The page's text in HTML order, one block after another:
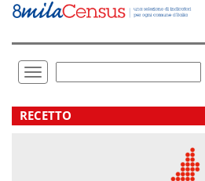
Vai
direttamente
Toggle
navigation
.
RECETTO